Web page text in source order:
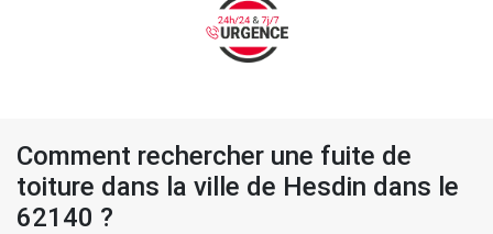
Comment rechercher une fuite de
toiture dans la ville de Hesdin dans le
62140 ?